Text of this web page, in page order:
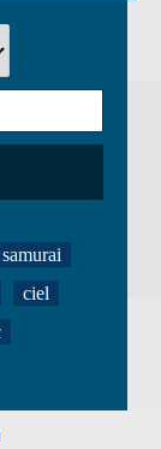
samurai
ciel